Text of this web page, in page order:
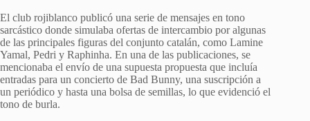
El club rojiblanco publicó una serie de mensajes en tono
sarcástico donde simulaba ofertas de intercambio por algunas
de las principales figuras del conjunto catalán, como Lamine
Yamal, Pedri y Raphinha. En una de las publicaciones, se
mencionaba el envío de una supuesta propuesta que incluía
entradas para un concierto de Bad Bunny, una suscripción a
un periódico y hasta una bolsa de semillas, lo que evidenció el
tono de burla.